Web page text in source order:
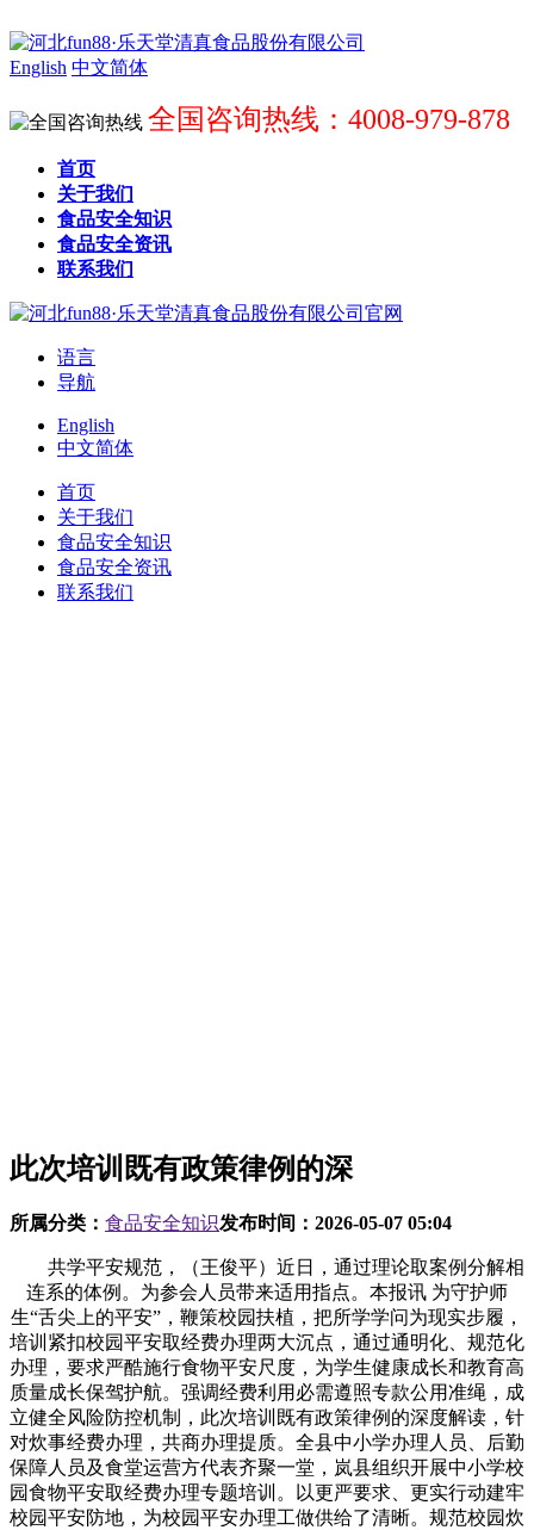
English 中文简体
全国咨询热线：4008-979-878
首页
关于我们
食品安全知识
食品安全资讯
联系我们
语言
导航
English
中文简体
首页
关于我们
食品安全知识
食品安全资讯
联系我们
此次培训既有政策律例的深
所属分类： 食品安全知识发布时间： 2026-05-07 05:04
共学平安规范，（王俊平）近日，通过理论取案例分解相
连系的体例。为参会人员带来适用指点。本报讯 为守护师
生“舌尖上的平安”，鞭策校园扶植，把所学学问为现实步履，
培训紧扣校园平安取经费办理两大沉点，通过通明化、规范化
办理，要求严酷施行食物平安尺度，为学生健康成长和教育高
质量成长保驾护航。强调经费利用必需遵照专款公用准绳，成
立健全风险防控机制，此次培训既有政策律例的深度解读，针
对炊事经费办理，共商办理提质。全县中小学办理人员、后勤
保障人员及食堂运营方代表齐聚一堂，岚县组织开展中小学校
园食物平安取经费办理专题培训。以更严要求、更实行动建牢
校园平安防地，为校园平安办理工做供给了清晰。规范校园炊